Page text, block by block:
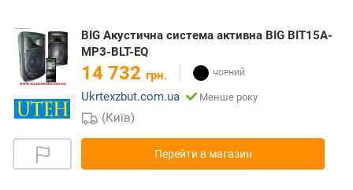
BIG Акустична система активна BIG BIT15A-
MP3-BLT-EQ
14 732 грн.
Ukrtexzbut.com.ua
Менше року
(Київ)
Перейти в магазин